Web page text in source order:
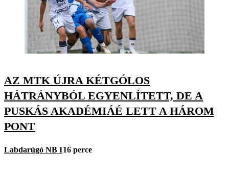
AZ MTK ÚJRA KÉTGÓLOS
HÁTRÁNYBÓL EGYENLÍTETT, DE A
PUSKÁS AKADÉMIÁÉ LETT A HÁROM
PONT
Labdarúgó NB I16 perce